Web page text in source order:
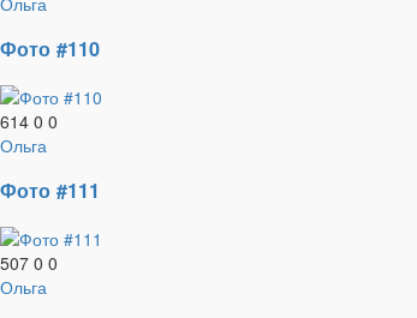
Фото #110
614 0 0
Ольга
Фото #111
507 0 0
Ольга